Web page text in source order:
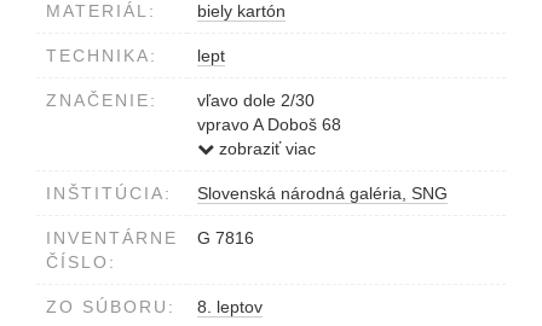
MATERIÁL: biely kartón
TECHNIKA: lept
ZNAČENIE:
vľavo dole 2/30
vpravo A Doboš 68
v strede O 15
zobraziť viac
INŠTITÚCIA: Slovenská národná galéria, SNG
INVENTÁRNE
ČÍSLO:
G 7816
ZO SÚBORU: 8. leptov